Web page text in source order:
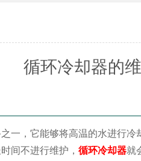
循环冷却器的
一，它能够将高温的水进行
间不进行维护， 循环冷却器就